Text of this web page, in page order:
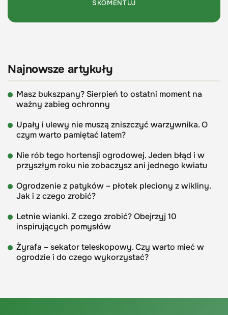
Najnowsze artykuły
Masz bukszpany? Sierpień to ostatni moment na
ważny zabieg ochronny
Upały i ulewy nie muszą zniszczyć warzywnika. O
czym warto pamiętać latem?
Nie rób tego hortensji ogrodowej. Jeden błąd i w
przyszłym roku nie zobaczysz ani jednego kwiatu
Ogrodzenie z patyków – płotek pleciony z wikliny.
Jak i z czego zrobić?
Letnie wianki. Z czego zrobić? Obejrzyj 10
inspirujących pomysłów
Żyrafa – sekator teleskopowy. Czy warto mieć w
ogrodzie i do czego wykorzystać?